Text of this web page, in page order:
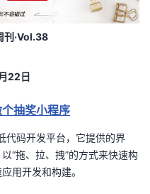
刊 ·Vol.38
月22日
个抽奖小程序
代码开发平台，它提供的界
“拖、拉、拽”的方式来快速构
用开发和构建。